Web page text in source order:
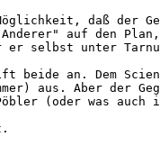
daß der
auf den
er selbst unter
beide an. Dem
aus. Aber der
(oder was auch